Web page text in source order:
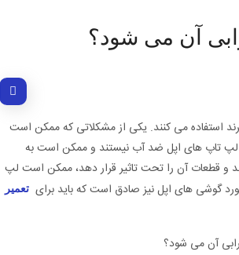
آن می شود؟
استفاده می کنند. یکی از مشکلاتی که ممکن است
لپ تاپ های اپل ضد آب نیستند و ممکن است به
و قطعات آن را تحت تاثیر قرار دهد، ممکن است لپ
گوشی های اپل نیز صادق است که باید برای تعمیر